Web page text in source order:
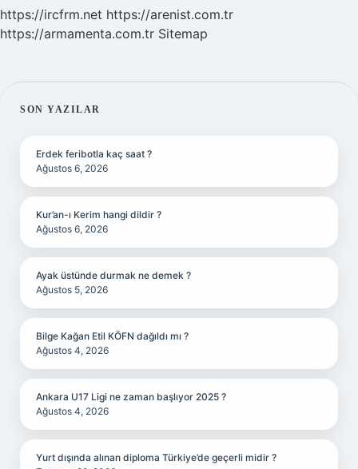
https://ircfrm.net https://arenist.com.tr
https://armamenta.com.tr Sitemap
SIDEBAR
SON YAZILAR
Erdek feribotla kaç saat ?
Ağustos 6, 2026
Kur’an-ı Kerim hangi dildir ?
Ağustos 6, 2026
Ayak üstünde durmak ne demek ?
Ağustos 5, 2026
Bilge Kağan Etil KÖFN dağıldı mı ?
Ağustos 4, 2026
Ankara U17 Ligi ne zaman başlıyor 2025 ?
Ağustos 4, 2026
Yurt dışında alınan diploma Türkiye’de geçerli midir ?